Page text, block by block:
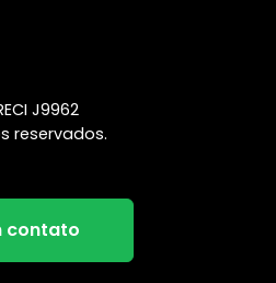
J9962
reservados.
contato